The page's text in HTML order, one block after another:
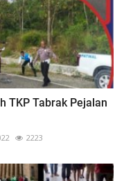
TKP Tabrak Pejalan
2223